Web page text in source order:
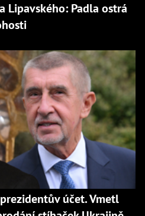
Lipavského: Padla ostrá
účet. Vmetl